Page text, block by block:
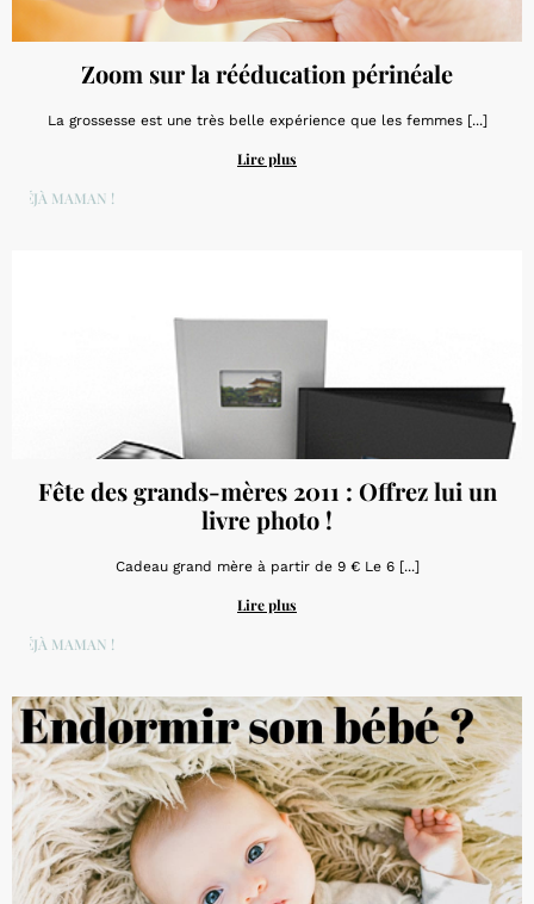
Zoom sur la rééducation périnéale
La grossesse est une très belle expérience que les femmes [...]
Lire plus
DÉJÀ MAMAN !
Fête des grands-mères 2011 : Offrez lui un
livre photo !
Cadeau grand mère à partir de 9 € Le 6 [...]
Lire plus
DÉJÀ MAMAN !